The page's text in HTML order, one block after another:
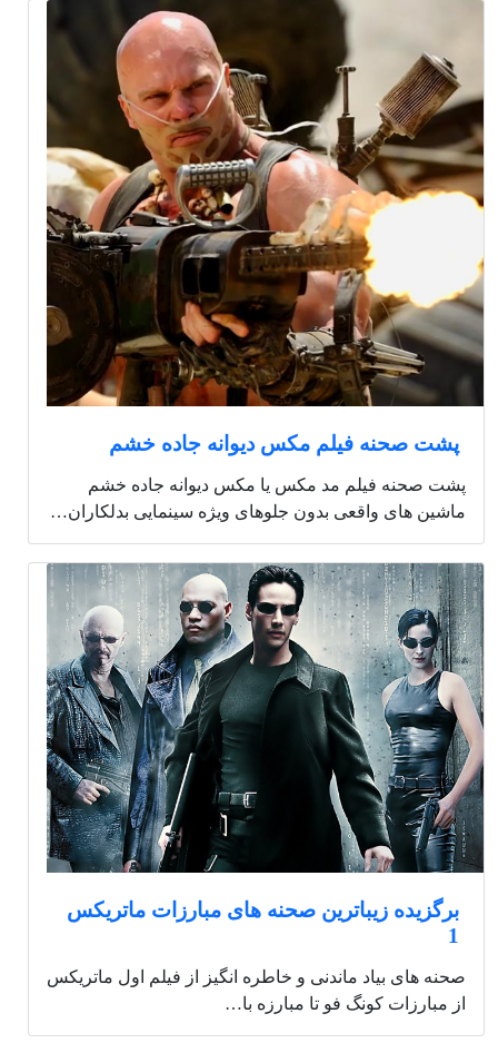
پشت صحنه فیلم مکس دیوانه جاده خشم
پشت صحنه فیلم مد مکس یا مکس دیوانه جاده خشم
ماشین های واقعی بدون جلوهای ویژه سینمایی بدلکاران…
برگزیده زیباترین صحنه های مبارزات ماتریکس
1
صحنه های بیاد ماندنی و خاطره انگیز از فیلم اول ماتریکس
از مبارزات کونگ فو تا مبارزه با…